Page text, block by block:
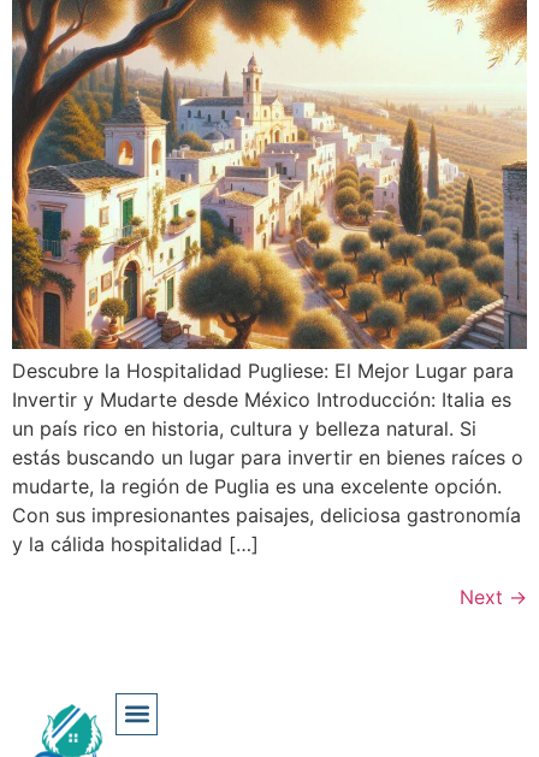
Descubre la Hospitalidad Pugliese: El Mejor Lugar para
Invertir y Mudarte desde México Introducción: Italia es
un país rico en historia, cultura y belleza natural. Si
estás buscando un lugar para invertir en bienes raíces o
mudarte, la región de Puglia es una excelente opción.
Con sus impresionantes paisajes, deliciosa gastronomía
y la cálida hospitalidad […]
Next →